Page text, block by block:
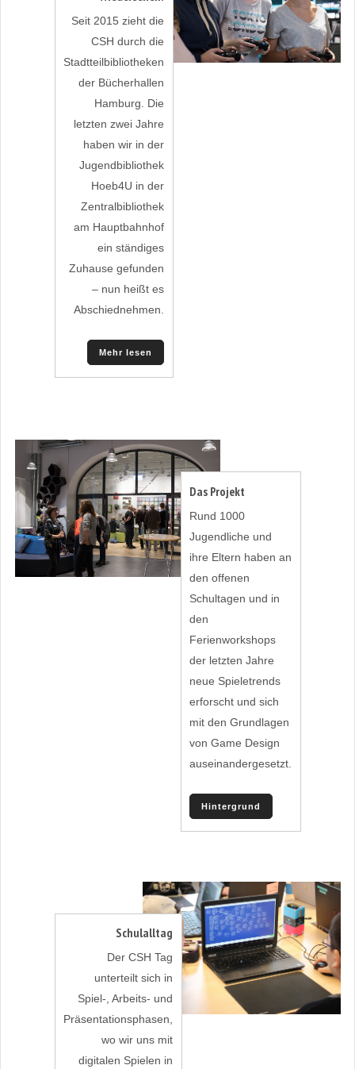
Seit 2015 zieht die
CSH durch die
Stadtteilbibliotheken
der Bücherhallen
Hamburg. Die
letzten zwei Jahre
haben wir in der
Jugendbibliothek
Hoeb4U in der
Zentralbibliothek
am Hauptbahnhof
ein ständiges
Zuhause gefunden
– nun heißt es
Abschiednehmen.
Mehr lesen
Das Projekt
Rund 1000
Jugendliche und
ihre Eltern haben an
den offenen
Schultagen und in
den
Ferienworkshops
der letzten Jahre
neue Spieletrends
erforscht und sich
mit den Grundlagen
von Game Design
auseinandergesetzt.
Hintergrund
Schulalltag
Der CSH Tag
unterteilt sich in
Spiel-, Arbeits- und
Präsentationsphasen,
wo wir uns mit
digitalen Spielen in